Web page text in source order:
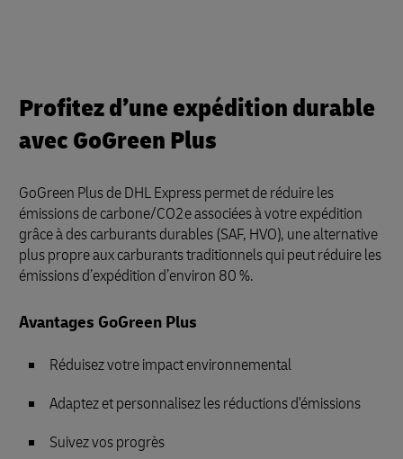
Profitez d’une expédition durable
avec GoGreen Plus
GoGreen Plus de DHL Express permet de réduire les
émissions de carbone/CO2e associées à votre expédition
grâce à des carburants durables (SAF, HVO), une alternative
plus propre aux carburants traditionnels qui peut réduire les
émissions d’expédition d’environ 80 %.
Avantages GoGreen Plus
Réduisez votre impact environnemental
Adaptez et personnalisez les réductions d'émissions
Suivez vos progrès